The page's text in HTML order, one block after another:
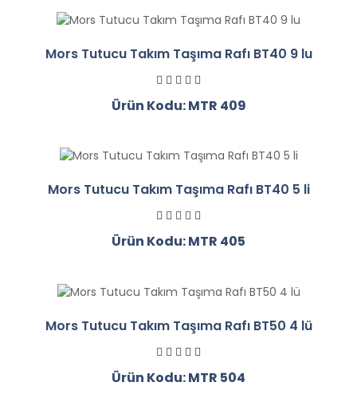
Mors Tutucu Takım Taşıma Rafı BT40 9 lu
Ürün Kodu: MTR 409
Mors Tutucu Takım Taşıma Rafı BT40 5 li
Ürün Kodu: MTR 405
Mors Tutucu Takım Taşıma Rafı BT50 4 lü
Ürün Kodu: MTR 504